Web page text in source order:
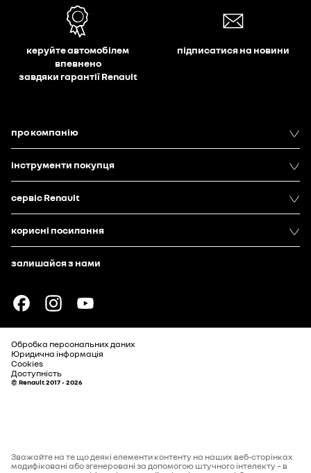
керуйте автомобілем
впевнено
завдяки гарантії Renault
підписатися на новини
про компанію
інструменти покупця
сервіс Renault
корисні посилання
залишайся з нами
Обробка персональних даних
Юридична інформація
Cookies
Доступність
© Renault 2017 - 2026
Зважайте на те що деякі елементи контенту на наших веб-сторінках
модифіковані або згенеровані за допомогою штучного інтелекту – в